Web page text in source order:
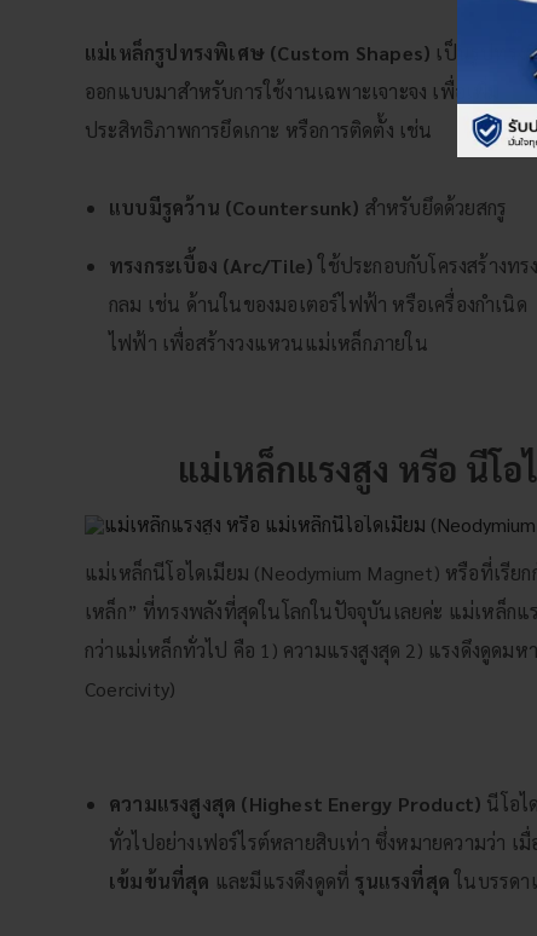
แม่เหล็กรูปทรงพิเศษ (Custom Shapes) เป็นรูปทรง
ออกแบบมาสำหรับการใช้งานเฉพาะเจาะจง เพื่อเพิ่ม
ประสิทธิภาพการยึดเกาะ หรือการติดตั้ง เช่น
แบบมีรูคว้าน (Countersunk) สำหรับยึดด้วยสกรู
ทรงกระเบื้อง (Arc/Tile)ใช้ประกอบกับโครงสร้างทรง
กลม เช่น ด้านในของมอเตอร์ไฟฟ้า หรือเครื่องกำเนิด
ไฟฟ้า เพื่อสร้างวงแหวนแม่เหล็กภายใน
แม่เหล็กแรงสูง หรือ นีโ
แม่เหล็กนีโอไดเมียม (Neodymium Magnet) หรือที่เรีย
เหล็ก” ที่ทรงพลังที่สุดในโลกในปัจจุบันเลยค่ะ แม่เหล็ก
กว่าแม่เหล็กทั่วไป คือ 1) ความแรงสูงสุด 2) แรงดึงดูดม
Coercivity)
ความแรงสูงสุด (Highest Energy Product) นีโอไ
ทั่วไปอย่างเฟอร์ไรต์หลายสิบเท่า ซึ่งหมายความว่า
เข้มข้นที่สุด และมีแรงดึงดูดที่ รุนแรงที่สุดในบรรดา